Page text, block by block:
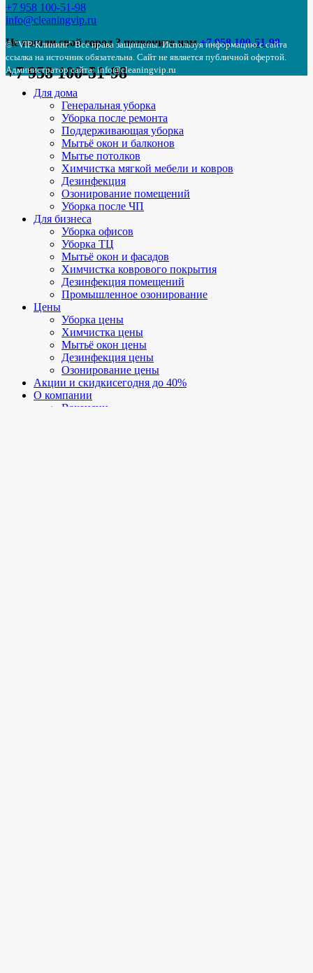
Не нашли свой город ? позвоните нам+7 958 100-51-98
+7 958 100-51-98
+7 958 100-51-98
info@cleaningvip.ru
© "VIP-Клининг" Все права защищены. Используя информацию с сайта
ссылка на источник обязательна. Сайт не является публичной офертой.
Администратор сайта: info@cleaningvip.ru
Для дома
Генеральная уборка
Уборка после ремонта
Поддерживающая уборка
Мытьё окон и балконов
Мытье потолков
Химчистка мягкой мебели и ковров
Дезинфекция
Озонирование помещений
Уборка после ЧП
Для бизнеса
Уборка офисов
Уборка ТЦ
Мытьё окон и фасадов
Химчистка коврового покрытия
Дезинфекция помещений
Промышленное озонирование
Цены
Уборка цены
Химчистка цены
Мытьё окон цены
Дезинфекция цены
Озонирование цены
Акции и скидкисегодня до 40%
О компании
Вакансии